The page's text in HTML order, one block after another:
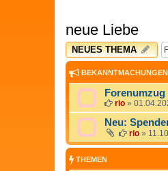
neue Liebe
NEUES THEMA
BEKANNTMACHUNGEN
Forenumzug
rio »
Neu:
rio »
THEMEN